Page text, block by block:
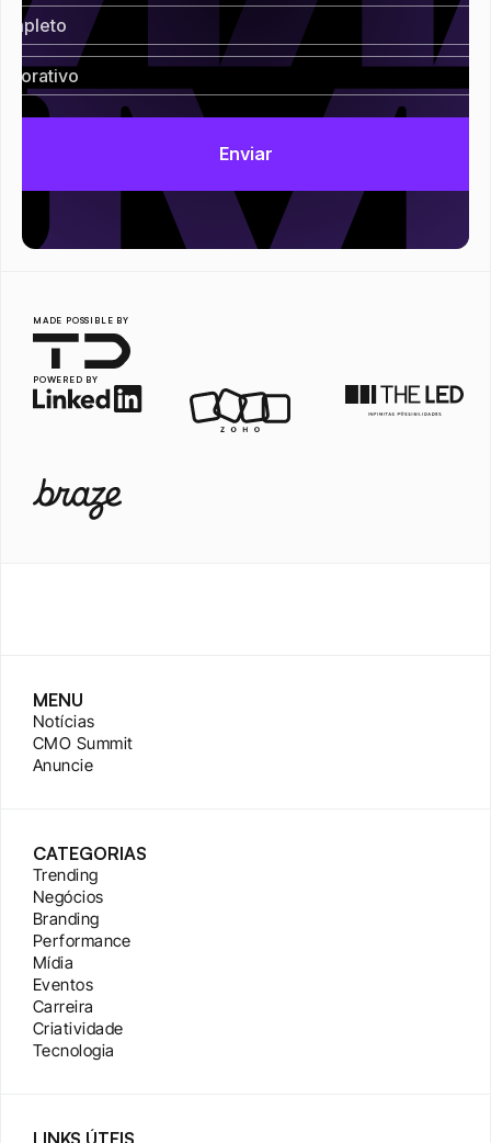
MADE POSSIBLE BY
POWERED BY
MENU
Notícias
CMO Summit
Anuncie
CATEGORIAS
Trending
Negócios
Branding
Performance
Mídia
Eventos
Carreira
Criatividade
Tecnologia
LINKS ÚTEIS